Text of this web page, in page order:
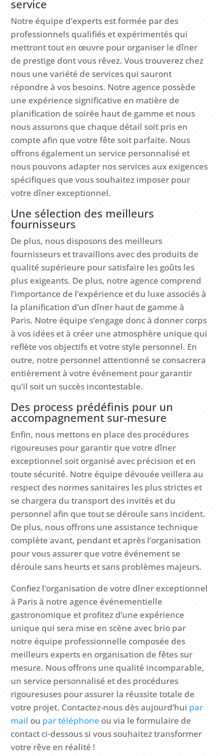
service
Notre équipe d’experts est formée par des
professionnels qualifiés et expérimentés qui
mettront tout en œuvre pour organiser le dîner
de prestige dont vous rêvez. Vous trouverez chez
nous une variété de services qui sauront
répondre à vos besoins. Notre agence possède
une expérience significative en matière de
planification de soirée haut de gamme et nous
nous assurons que chaque détail soit pris en
compte afin que votre fête soit parfaite. Nous
offrons également un service personnalisé et
nous pouvons adapter nos services aux exigences
spécifiques que vous souhaitez imposer pour
votre dîner exceptionnel.
Une sélection des meilleurs
fournisseurs
De plus, nous disposons des meilleurs
fournisseurs et travaillons avec des produits de
qualité supérieure pour satisfaire les goûts les
plus exigeants. De plus, notre agence comprend
l’importance de l’expérience et du luxe associés à
la planification d’un dîner haut de gamme à
Paris. Notre équipe s’engage donc à donner corps
à vos idées et à créer une atmosphère unique qui
reflète vos objectifs et votre style personnel. En
outre, notre personnel attentionné se consacrera
entièrement à votre événement pour garantir
qu’il soit un succès incontestable.
Des process prédéfinis pour un
accompagnement sur-mesure
Enfin, nous mettons en place des procédures
rigoureuses pour garantir que votre dîner
exceptionnel soit organisé avec précision et en
toute sécurité. Notre équipe dévouée veillera au
respect des normes sanitaires les plus strictes et
se chargera du transport des invités et du
personnel afin que tout se déroule sans incident.
De plus, nous offrons une assistance technique
complète avant, pendant et après l’organisation
pour vous assurer que votre événement se
déroule sans heurts et sans problèmes majeurs.
Confiez l’organisation de votre dîner exceptionnel
à Paris à notre agence événementielle
gastronomique et profitez d’une expérience
unique qui sera mise en scène avec brio par
notre équipe professionnelle composée des
meilleurs experts en organisation de fêtes sur
mesure. Nous offrons une qualité incomparable,
un service personnalisé et des procédures
rigouresuses pour assurer la réussite totale de
votre projet. Contactez-nous dès aujourd’hui par
mail ou par téléphone ou via le formulaire de
contact ci-dessous si vous souhaitez transformer
votre rêve en réalité !